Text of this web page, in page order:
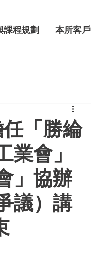
課程規劃 本所客戶
任「勝綸
會」
」協辦
議）講